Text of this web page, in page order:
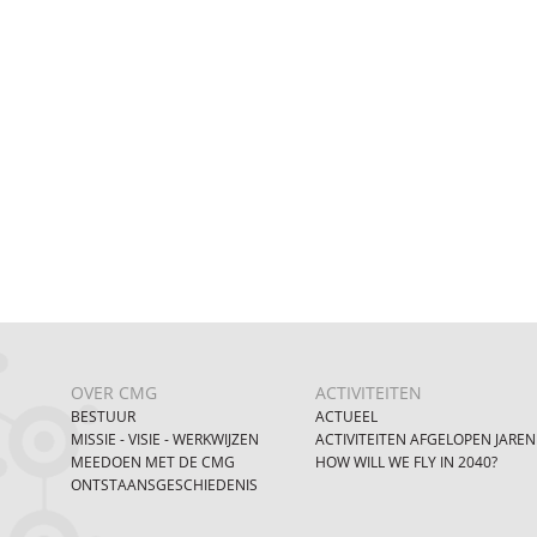
OVER CMG
BESTUUR
MISSIE - VISIE - WERKWIJZEN
MEEDOEN MET DE CMG
ONTSTAANSGESCHIEDENIS
ACTIVITEITEN
ACTUEEL
ACTIVITEITEN AFGELOPEN JAREN
HOW WILL WE FLY IN 2040?